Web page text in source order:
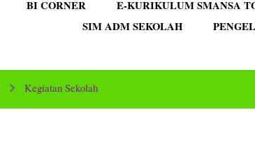
BI CORNER E-KURIKULUM SMANSA
SIM ADM SEKOLAH
Kegiatan Sekolah